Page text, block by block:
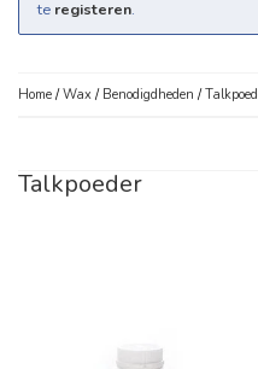
te registeren.
Home /Wax / Benodigdheden /
Talkpoeder